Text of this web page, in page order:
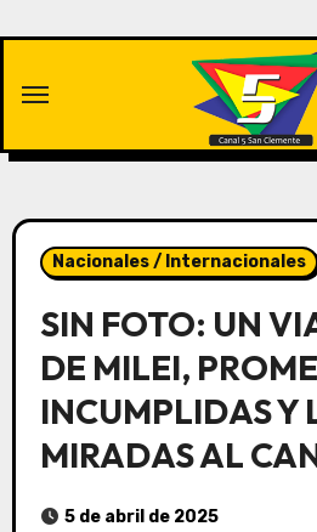
contenido
Nacionales / Internacionales
SIN FOTO: UN
DE MILEI,
INCUMPLIDAS Y
MIRADAS AL
5 de abril de 2025